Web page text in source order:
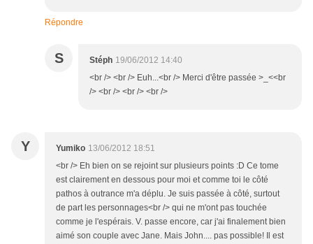
Répondre
S Stéph 19/06/2012 14:40
<br /> <br /> Euh...<br /> Merci d'être passée >_<<br
/> <br /> <br /> <br />
Y Yumiko 13/06/2012 18:51
<br /> Eh bien on se rejoint sur plusieurs points :D Ce tome
est clairement en dessous pour moi et comme toi le côté
pathos à outrance m'a déplu. Je suis passée à côté, surtout
de part les personnages<br /> qui ne m'ont pas touchée
comme je l'espérais. V. passe encore, car j'ai finalement bien
aimé son couple avec Jane. Mais John.... pas possible! Il est